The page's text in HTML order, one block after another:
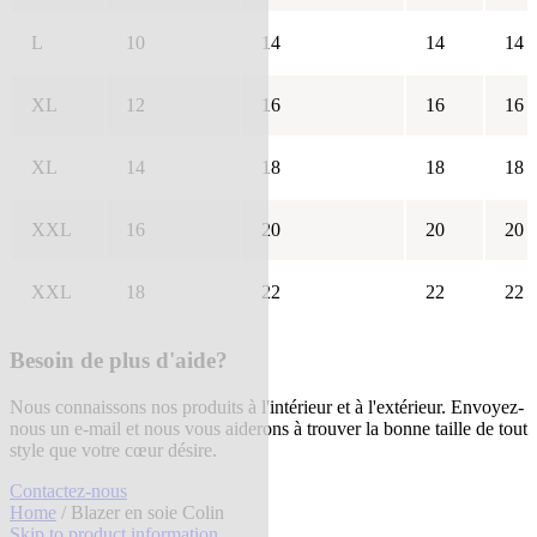
L 10 14 14 14
XL 12 16 16 16
XL 14 18 18 18
XXL 16 20 20 20
XXL 18 22 22 22
Besoin de plus d'aide?
Nous connaissons nos produits à l'intérieur et à l'extérieur. Envoyez-
nous un e-mail et nous vous aiderons à trouver la bonne taille de tout
style que votre cœur désire.
Contactez-nous
Home / Blazer en soie Colin